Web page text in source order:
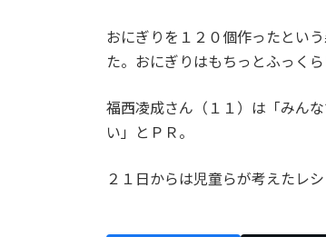
おにぎりを１２０個作ったとい
た。おにぎりはもちっとふっく
福西凌成さん（１１）は「みん
い」とＰＲ。
２１日からは児童らが考えたレ